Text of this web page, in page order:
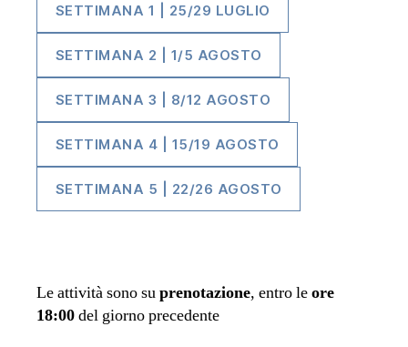
SETTIMANA 1 | 25/29 LUGLIO
SETTIMANA 2 | 1/5 AGOSTO
SETTIMANA 3 | 8/12 AGOSTO
SETTIMANA 4 | 15/19 AGOSTO
SETTIMANA 5 | 22/26 AGOSTO
Le attività sono suprenotazione, entro leore
18:00del giorno precedente